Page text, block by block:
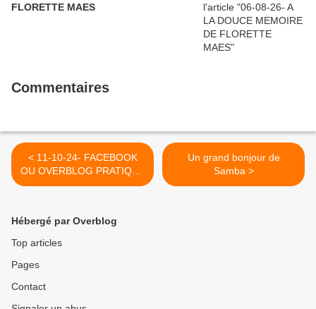
FLORETTE MAES
Commentaires
< 11-10-24- FACEBOOK
OU OVERBLOG PRATIQUE
LA CENSURE
Un grand bonjour de
Samba >
Hébergé par Overblog
Top articles
Pages
Contact